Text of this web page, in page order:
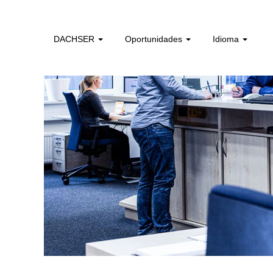
DACHSER Oportunidades Idioma